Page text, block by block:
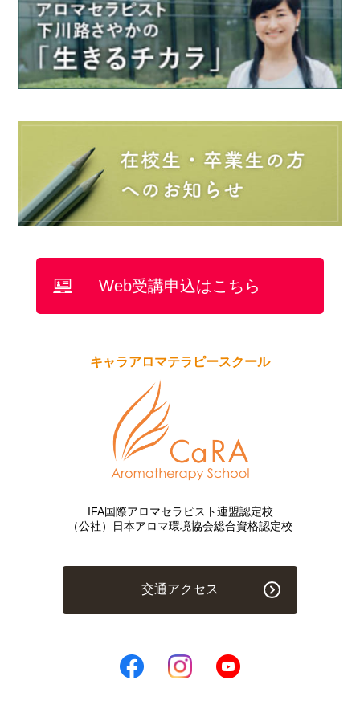
Web受講申込はこちら
キャラアロマテラピースクール
IFA国際アロマセラピスト連盟認定校
（公社）日本アロマ環境協会総合資格認定校
交通アクセス